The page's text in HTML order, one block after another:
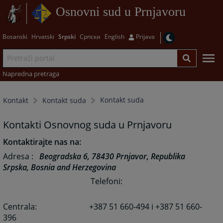
Osnovni sud u Prnjavoru
Bosanski Hrvatski Srpski Српски English Prijava
Napredna pretraga
Kontakt Kontakt suda Kontakt suda
Kontakti Osnovnog suda u Prnjavoru
Kontaktirajte nas na:
Adresa :Beogradska 6, 78430 Prnjavor, Republika
Srpska, Bosnia and Herzegovina
Telefoni:
Centrala:
+387 51 660-494 i +387 51 660-
396